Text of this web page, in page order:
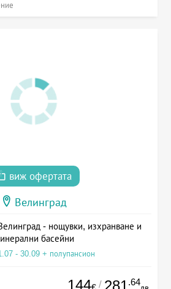
виж офертата
Велинград
- нощувки, изхранване и
басейни
- 30.09 + полупансион
144 / 281 .64